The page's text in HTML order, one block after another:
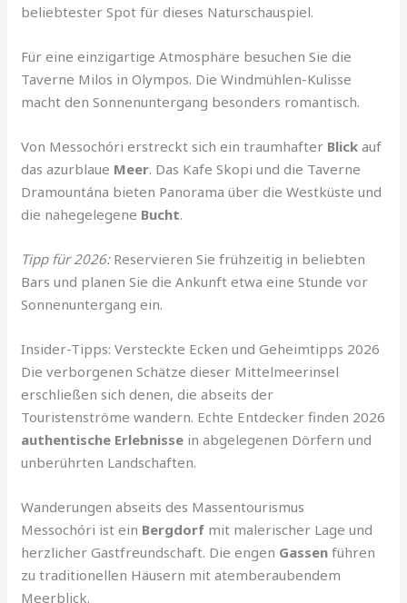
beliebtester Spot für dieses Naturschauspiel.
Für eine einzigartige Atmosphäre besuchen Sie die
Taverne Milos in Olympos. Die Windmühlen-Kulisse
macht den Sonnenuntergang besonders romantisch.
Von Messochóri erstreckt sich ein traumhafter Blick auf
das azurblaue Meer. Das Kafe Skopi und die Taverne
Dramountána bieten Panorama über die Westküste und
die nahegelegene Bucht.
Tipp für 2026:Reservieren Sie frühzeitig in beliebten
Bars und planen Sie die Ankunft etwa eine Stunde vor
Sonnenuntergang ein.
Insider-Tipps: Versteckte Ecken und Geheimtipps 2026
Die verborgenen Schätze dieser Mittelmeerinsel
erschließen sich denen, die abseits der
Touristenströme wandern. Echte Entdecker finden 2026
authentische Erlebnisse in abgelegenen Dörfern und
unberührten Landschaften.
Wanderungen abseits des Massentourismus
Messochóri ist ein Bergdorf mit malerischer Lage und
herzlicher Gastfreundschaft. Die engen Gassen führen
zu traditionellen Häusern mit atemberaubendem
Meerblick.